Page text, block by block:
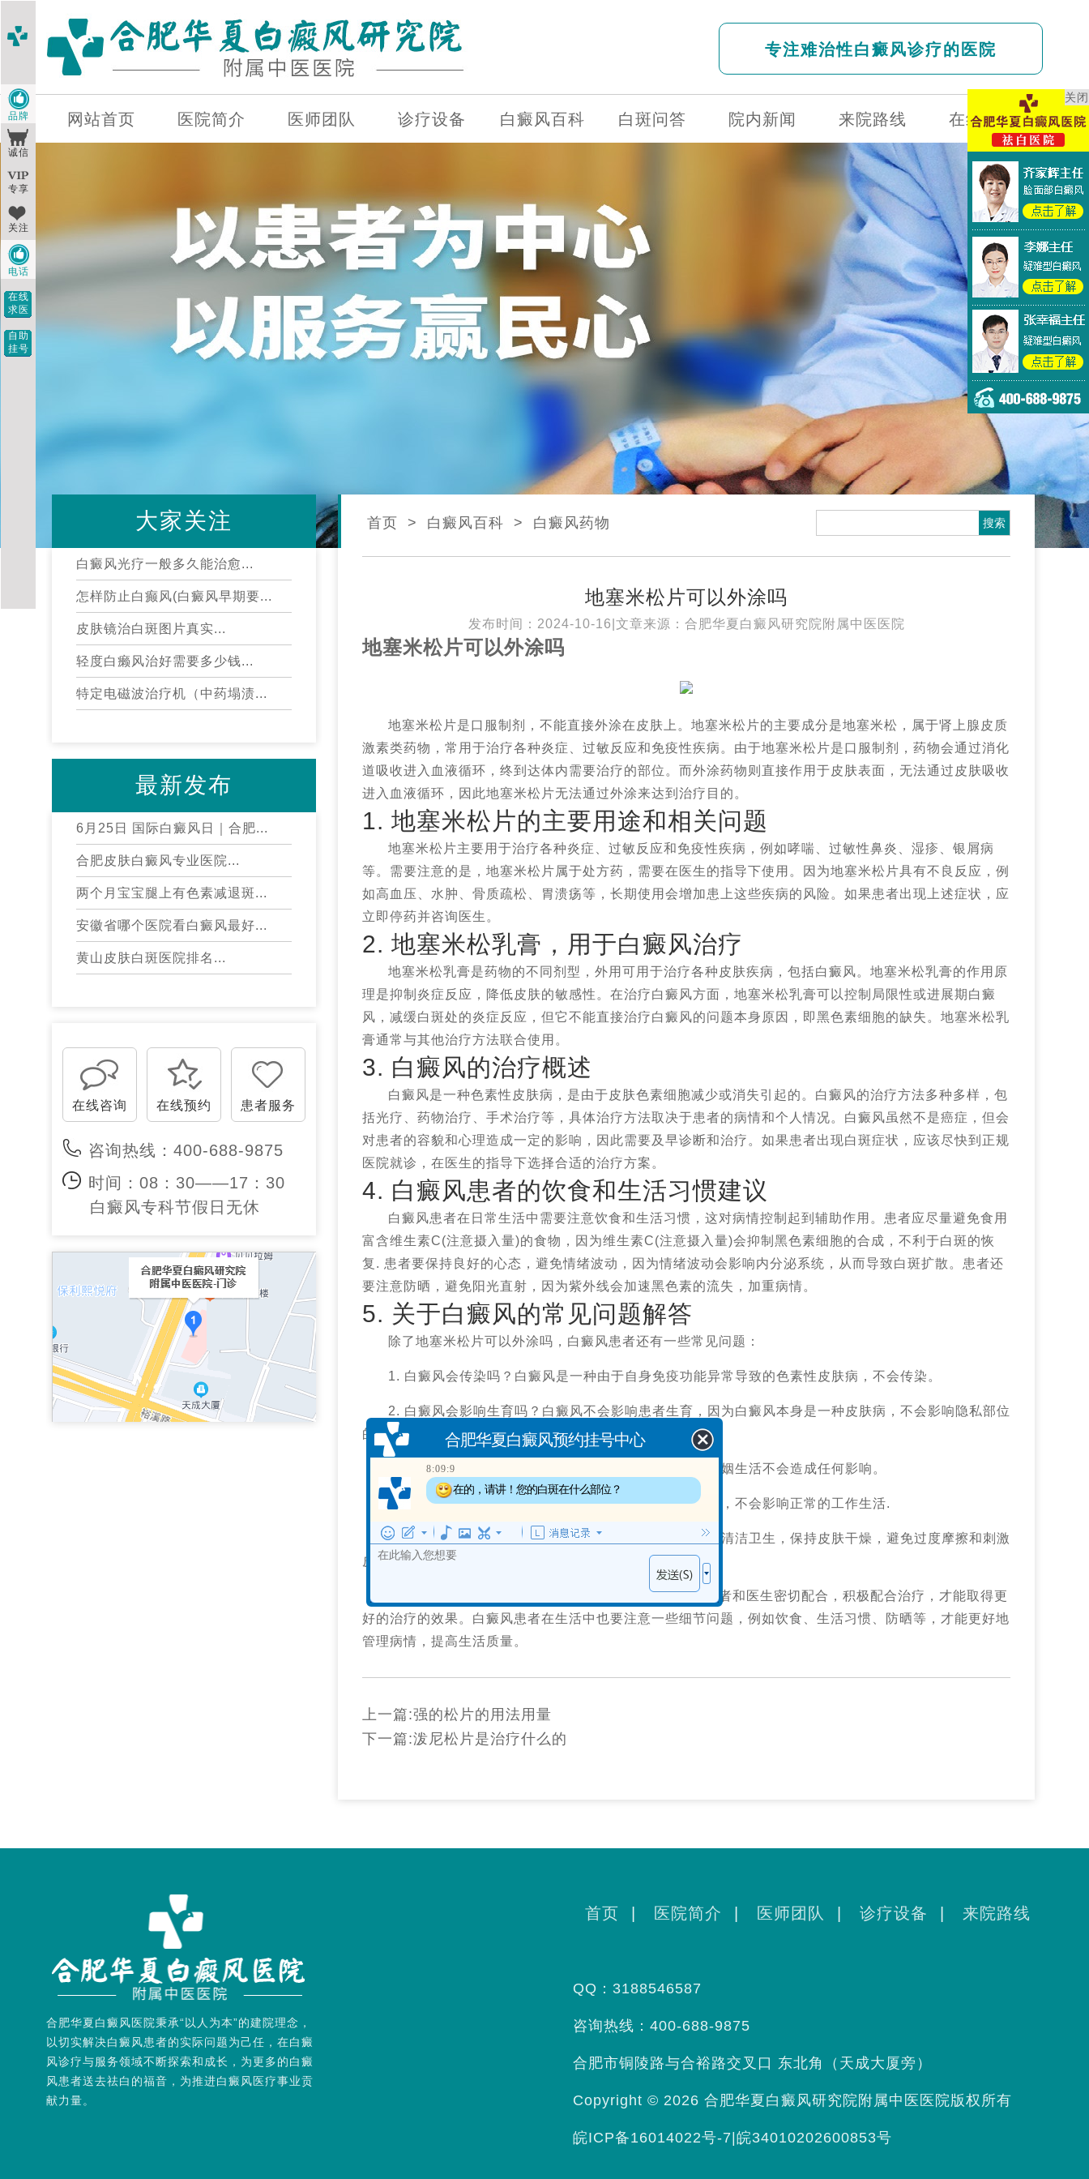
专注难治性白癜风诊疗的医院
网站首页 医院简介 医师团队 诊疗设备 白癜风百科 白斑问答 院内新闻 来院路线 在线问诊
大家关注
白癜风光疗一般多久能治愈...
怎样防止白癫风(白癜风早期要...
皮肤镜治白斑图片真实...
轻度白癞风治好需要多少钱...
特定电磁波治疗机（中药塌渍...
最新发布
6月25日 国际白癜风日｜合肥...
合肥皮肤白癜风专业医院...
两个月宝宝腿上有色素减退斑...
安徽省哪个医院看白癜风最好...
黄山皮肤白斑医院排名...
在线咨询 在线预约 患者服务
咨询热线：400-688-9875
时间：08：30——17：30
白癜风专科节假日无休
首页 > 白癜风百科 > 白癜风药物
地塞米松片可以外涂吗
发布时间：2024-10-16|文章来源： 合肥华夏白癜风研究院附属中医医院
地塞米松片可以外涂吗
地塞米松片是口服制剂，不能直接外涂在皮肤上。地塞米松片的主要成分是地塞米松，属于肾上腺皮质
激素类药物，常用于治疗各种炎症、过敏反应和免疫性疾病。由于地塞米松片是口服制剂，药物会通过消化
道吸收进入血液循环，终到达体内需要治疗的部位。而外涂药物则直接作用于皮肤表面，无法通过皮肤吸收
进入血液循环，因此地塞米松片无法通过外涂来达到治疗目的。
1. 地塞米松片的主要用途和相关问题
地塞米松片主要用于治疗各种炎症、过敏反应和免疫性疾病，例如哮喘、过敏性鼻炎、湿疹、银屑病
等。需要注意的是，地塞米松片属于处方药，需要在医生的指导下使用。因为地塞米松片具有不良反应，例
如高血压、水肿、骨质疏松、胃溃疡等，长期使用会增加患上这些疾病的风险。如果患者出现上述症状，应
立即停药并咨询医生。
2. 地塞米松乳膏，用于白癜风治疗
地塞米松乳膏是药物的不同剂型，外用可用于治疗各种皮肤疾病，包括白癜风。地塞米松乳膏的作用原
理是抑制炎症反应，降低皮肤的敏感性。在治疗白癜风方面，地塞米松乳膏可以控制局限性或进展期白癜
风，减缓白斑处的炎症反应，但它不能直接治疗白癜风的问题本身原因，即黑色素细胞的缺失。地塞米松乳
膏通常与其他治疗方法联合使用。
3. 白癜风的治疗概述
白癜风是一种色素性皮肤病，是由于皮肤色素细胞减少或消失引起的。白癜风的治疗方法多种多样，包
括光疗、药物治疗、手术治疗等，具体治疗方法取决于患者的病情和个人情况。白癜风虽然不是癌症，但会
对患者的容貌和心理造成一定的影响，因此需要及早诊断和治疗。如果患者出现白斑症状，应该尽快到正规
医院就诊，在医生的指导下选择合适的治疗方案。
4. 白癜风患者的饮食和生活习惯建议
白癜风患者在日常生活中需要注意饮食和生活习惯，这对病情控制起到辅助作用。患者应尽量避免食用
富含维生素C(注意摄入量)的食物，因为维生素C(注意摄入量)会抑制黑色素细胞的合成，不利于白斑的恢
复. 患者要保持良好的心态，避免情绪波动，因为情绪波动会影响内分泌系统，从而导致白斑扩散。患者还
要注意防晒，避免阳光直射，因为紫外线会加速黑色素的流失，加重病情。
5. 关于白癜风的常见问题解答
除了地塞米松片可以外涂吗，白癜风患者还有一些常见问题：
1. 白癜风会传染吗？白癜风是一种由于自身免疫功能异常导致的色素性皮肤病，不会传染。
2. 白癜风会影响生育吗？白癜风不会影响患者生育，因为白癜风本身是一种皮肤病，不会影响隐私部位
的功能。
3. 白癜风患者可以结婚吗？白癜风患者可以结婚，对婚姻生活不会造成任何影响。
4. 白癜风患者能参加工作吗？白癜风患者可以参加工作，不会影响正常的工作生活.
5. 白癜风患者该如何护理皮肤？白癜风患者应注意皮肤清洁卫生，保持皮肤干燥，避免过度摩擦和刺激
皮肤，可以选择温和的护肤品进行护肤.
需要注意的是，白癜风的治疗是一个长期过程，需要患者和医生密切配合，积极配合治疗，才能取得更
好的治疗的效果。白癜风患者在生活中也要注意一些细节问题，例如饮食、生活习惯、防晒等，才能更好地
管理病情，提高生活质量。
上一篇:强的松片的用法用量
下一篇:泼尼松片是治疗什么的
合肥华夏白癜风医院秉承“以人为本”的建院理念，
以切实解决白癜风患者的实际问题为己任，在白癜
风诊疗与服务领域不断探索和成长，为更多的白癜
风患者送去祛白的福音，为推进白癜风医疗事业贡
献力量。
首页 医院简介 医师团队 诊疗设备 来院路线
QQ：3188546587
咨询热线：400-688-9875
合肥市铜陵路与合裕路交叉口 东北角（天成大厦旁）
Copyright © 2026 合肥华夏白癜风研究院附属中医医院版权所有
皖ICP备16014022号-7 皖34010202600853号
品牌
诚信
专享
关注
电话
在线
求医
自助
挂号
关闭
合肥华夏白癜风预约挂号中心
8:09:9
在的，请讲！您的白斑在什么部位？